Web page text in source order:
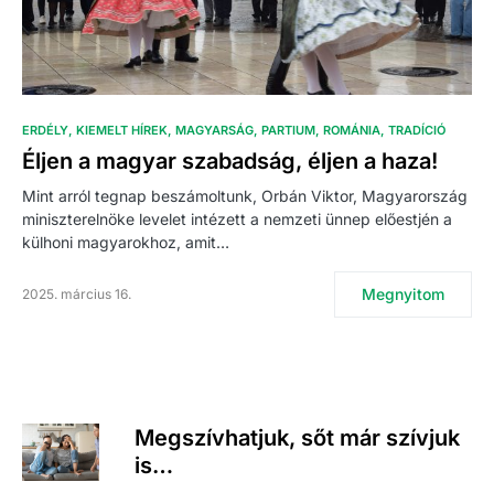
ERDÉLY KIEMELT HÍREK MAGYARSÁG PARTIUM ROMÁNIA TRADÍCIÓ
Éljen a magyar szabadság, éljen a haza!
Mint arról tegnap beszámoltunk, Orbán Viktor, Magyarország
miniszterelnöke levelet intézett a nemzeti ünnep előestjén a
külhoni magyarokhoz, amit…
2025. március 16. Megnyitom
Megszívhatjuk, sőt már szívjuk
is…